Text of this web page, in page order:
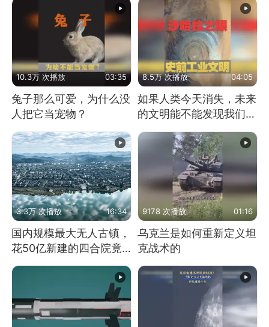
10.3万 次播放 03:35
兔子那么可爱，为什么没
人把它当宠物？
8.5万 次播放 04:05
如果人类今天消失，未来
的文明能不能发现我们存
3.3万 次播放 16:34
国内规模最大无人古镇，
花50亿新建的四合院竟
没人住，发生了啥
9178 次播放 01:16
乌克兰是如何重新定义坦
克战术的